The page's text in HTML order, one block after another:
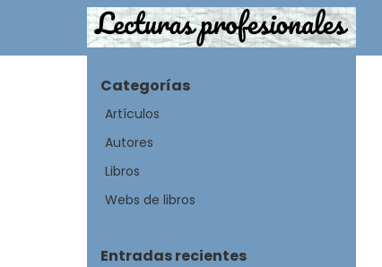
Categorías
Artículos
Autores
Libros
Webs de libros
Entradas recientes